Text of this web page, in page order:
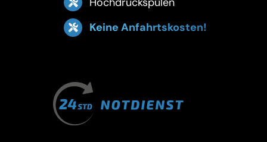
Keine Anfahrtskosten!